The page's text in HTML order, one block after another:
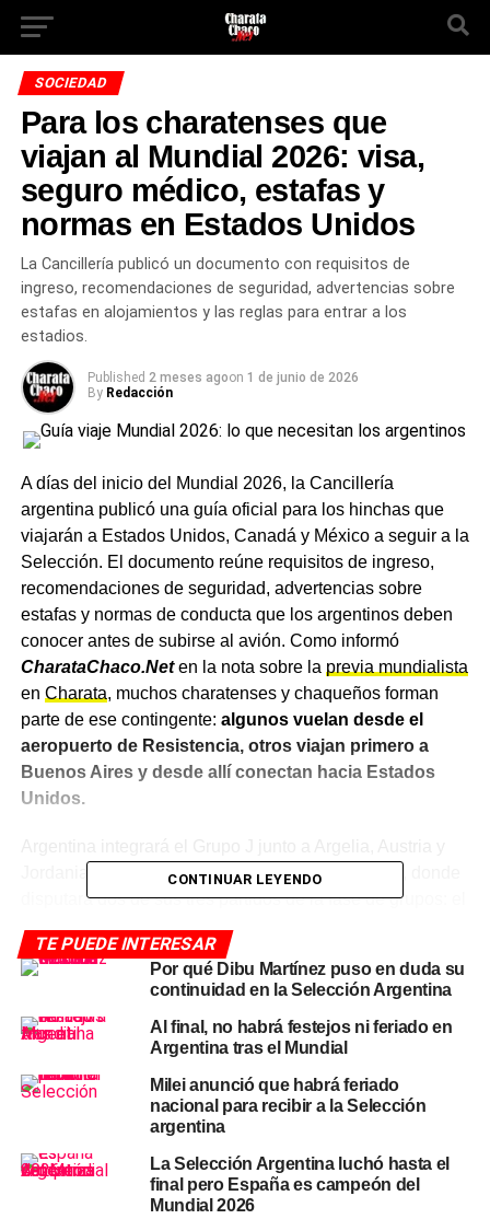
SOCIEDAD
Para los charatenses que
viajan al Mundial 2026: visa,
seguro médico, estafas y
normas en Estados Unidos
La Cancillería publicó un documento con requisitos de
ingreso, recomendaciones de seguridad, advertencias sobre
estafas en alojamientos y las reglas para entrar a los
estadios.
Published 2 meses agoon 1 de junio de 2026
By Redacción
A días del inicio del Mundial 2026, la Cancillería
argentina publicó una guía oficial para los hinchas que
viajarán a Estados Unidos, Canadá y México a seguir a la
Selección. El documento reúne requisitos de ingreso,
recomendaciones de seguridad, advertencias sobre
estafas y normas de conducta que los argentinos deben
conocer antes de subirse al avión. Como informó
CharataChaco.Neten la nota sobre la previa mundialista
en Charata, muchos charatenses y chaqueños forman
parte de ese contingente: algunos vuelan desde el
aeropuerto de Resistencia, otros viajan primero a
Buenos Aires y desde allí conectan hacia Estados
Unidos.
Jordania. La Selección hará base en Kansas City, donde
disputará dos de sus tres partidos de la fase de grupos: el
Jordania el sábado 27 de junio. El partido ante Austria se
jugará en Dallas el lunes 22 de junio.
Qué necesitan los argentinos
para entrar a Estados Unidos
La Cancillería recordó que para ingresar al país es
obligatorio contar con
visa estadounidense. También recomendó llevar los
pasajes de ida y vuelta, comprobantes de solvencia
CONTINUAR LEYENDO
TE PUEDE INTERESAR
Por qué Dibu Martínez puso en duda su
continuidad en la Selección Argentina
Al final, no habrá festejos ni feriado en
Argentina tras el Mundial
Milei anunció que habrá feriado
nacional para recibir a la Selección
argentina
La Selección Argentina luchó hasta el
final pero España es campeón del
Mundial 2026